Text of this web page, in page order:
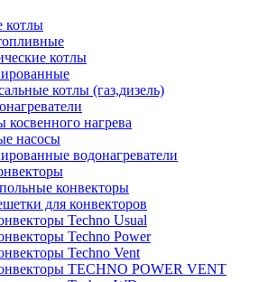
котлы
котлы
котлы (газ,дизель)
косвенного нагрева
насосы
водонагреватели
конвекторы
для конвекторов
Techno Usual
Techno Power
Techno Vent
TECHNO POWER VENT